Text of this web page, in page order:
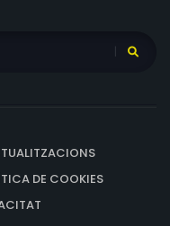
DE COOKIES